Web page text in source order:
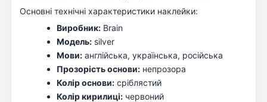
Основні технічні характеристики наклейки:
Виробник: Brain
Модель: silver
Мови: англійська, українська, російська
Прозорість основи: непрозора
Колір основи: сріблястий
Колір кирилиці: червоний